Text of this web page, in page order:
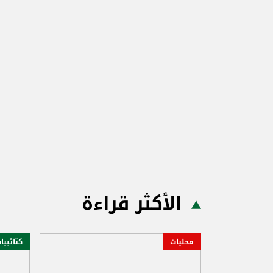
الأكثر قراءة
محليات